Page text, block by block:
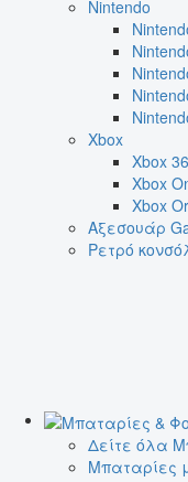
Nintendo
Xbox
Xbox
Xbox
Xbox
Αξεσουάρ
Ρετρό
Δείτε όλα
Μπαταρίες